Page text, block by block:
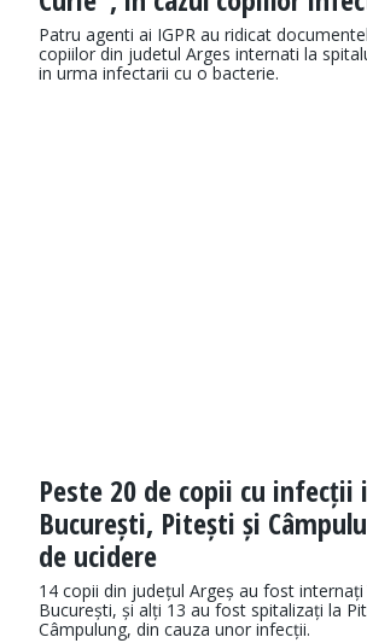
Patru agenti ai IGPR au ridicat
copiilor din judetul Arges internati la
in urma infectarii cu o bacterie.
Peste 20 de copii cu
București, Pitești și
de ucidere
14 copii din județul Argeș au fost
București, și alți 13 au fost spitalizați la
Câmpulung, din cauza unor infecții.